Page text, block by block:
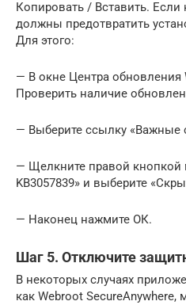
Копировать / Вставить.
должны предотвратить
Для этого:
— В окне Центра обновления
Проверить наличие
— Выберите ссылку «Важные
— Щелкните правой
KB3057839» и выберите
— Наконец нажмите ОК.
Шаг 5. Отключите
В некоторых случаях
как Webroot SecureAnywhere,